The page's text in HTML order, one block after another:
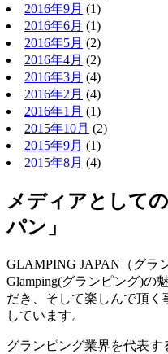
2016年9月 (1)
2016年6月 (1)
2016年5月 (2)
2016年4月 (2)
2016年3月 (4)
2016年2月 (4)
2016年1月 (1)
2015年10月 (2)
2015年9月 (1)
2015年8月 (4)
メディアとして
パン」
GLAMPING JAPAN（グラ
Glamping(グランピング)の
だき、そして楽しんで頂
しています。
グランピング業界を代表す